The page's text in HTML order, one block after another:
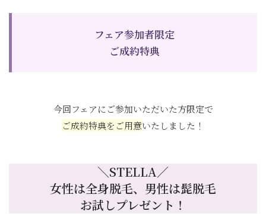
フェア参加者限定
ご成約特典
今回フェアにご参加いただいた方限定で
ご成約特典をご用意いたしました！
＼STELLA／
女性は全身脱毛、男性は髭脱毛
お試しプレゼント！